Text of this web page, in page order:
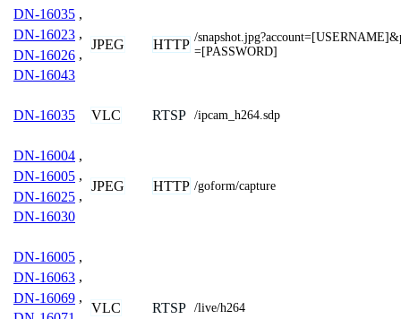
DN-16035 ,
DN-16023 ,
DN-16026 ,
DN-16043
JPEG HTTP /
=[PASSWORD]
DN-16035 VLC RTSP /ipcam_h264.sdp
DN-16004 ,
DN-16005 ,
DN-16025 ,
DN-16030
JPEG HTTP /goform/capture
DN-16005 ,
DN-16063 ,
DN-16069 ,
VLC RTSP /live/h264